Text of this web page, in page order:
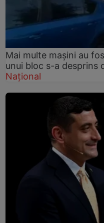
Mai multe mașini au
unui bloc s-a desprins
Național